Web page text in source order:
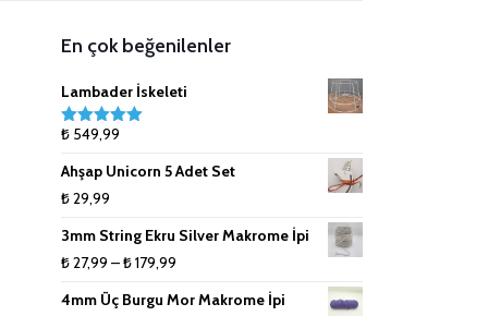
8mm (Tek Büküm) Pamuk İpler
9mm (Tek Büküm) Pamuk İpler
İpler
Anahtarlık Malzemeleri
Çanta Aksesuarları
Doğal Rafya
Jüt İpler
Küpe ve Toka Aparatları
Ponpon Makinesi
Lanoso İpler
En çok beğenilenler
Lambader İskeleti
5 üzerinden
₺549,99
Ahşap Unicorn 5 Adet Set
₺29,99
3mm String Ekru Silver Makrome İpi
₺27,99 –₺179,99Fiyat
4mm Üç Burgu Mor Makrome İpi